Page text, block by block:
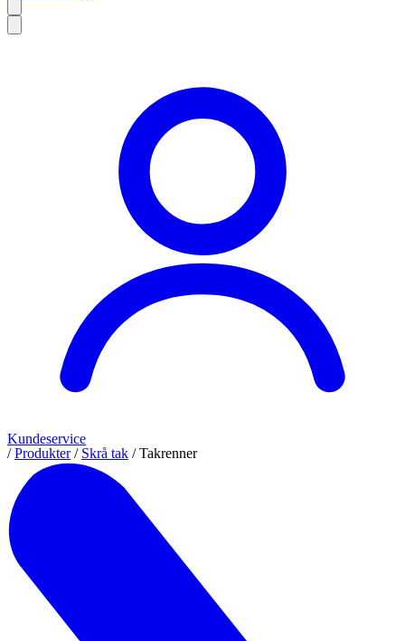
Kundeservice
/ Produkter / Skrå tak / Takrenner